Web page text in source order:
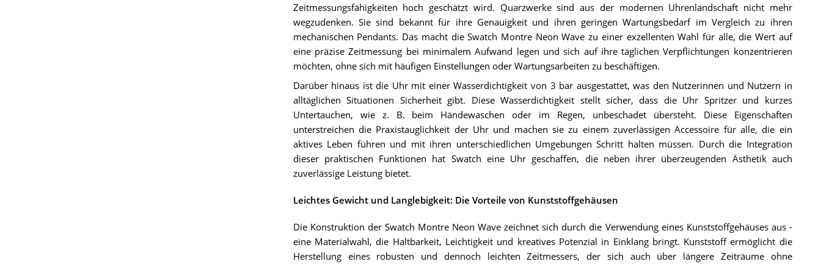
Zeitmessungsfähigkeiten hoch geschätzt wird. Quarzwerke sind aus der modernen Uhrenlandschaft nicht mehr
wegzudenken. Sie sind bekannt für ihre Genauigkeit und ihren geringen Wartungsbedarf im Vergleich zu ihren
mechanischen Pendants. Das macht die Swatch Montre Neon Wave zu einer exzellenten Wahl für alle, die Wert auf
eine präzise Zeitmessung bei minimalem Aufwand legen und sich auf ihre täglichen Verpflichtungen konzentrieren
möchten, ohne sich mit häufigen Einstellungen oder Wartungsarbeiten zu beschäftigen.
Darüber hinaus ist die Uhr mit einer Wasserdichtigkeit von 3 bar ausgestattet, was den Nutzerinnen und Nutzern in
alltäglichen Situationen Sicherheit gibt. Diese Wasserdichtigkeit stellt sicher, dass die Uhr Spritzer und kurzes
Untertauchen, wie z. B. beim Händewaschen oder im Regen, unbeschadet übersteht. Diese Eigenschaften
unterstreichen die Praxistauglichkeit der Uhr und machen sie zu einem zuverlässigen Accessoire für alle, die ein
aktives Leben führen und mit ihren unterschiedlichen Umgebungen Schritt halten müssen. Durch die Integration
dieser praktischen Funktionen hat Swatch eine Uhr geschaffen, die neben ihrer überzeugenden Ästhetik auch
zuverlässige Leistung bietet.
Leichtes Gewicht und Langlebigkeit: Die Vorteile von Kunststoffgehäusen
Die Konstruktion der Swatch Montre Neon Wave zeichnet sich durch die Verwendung eines Kunststoffgehäuses aus -
eine Materialwahl, die Haltbarkeit, Leichtigkeit und kreatives Potenzial in Einklang bringt. Kunststoff ermöglicht die
Herstellung eines robusten und dennoch leichten Zeitmessers, der sich auch über längere Zeiträume ohne